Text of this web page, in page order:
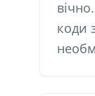
коди